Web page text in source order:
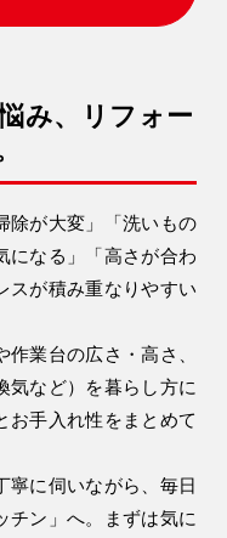
み、リフォー
除が大変」「洗いもの
になる」「高さが合わ
スが積み重なりやすい
業台の広さ・高さ、
気など）を暮らし方に
お手入れ性をまとめて
寧に伺いながら、毎日
チン」へ。まずは気に